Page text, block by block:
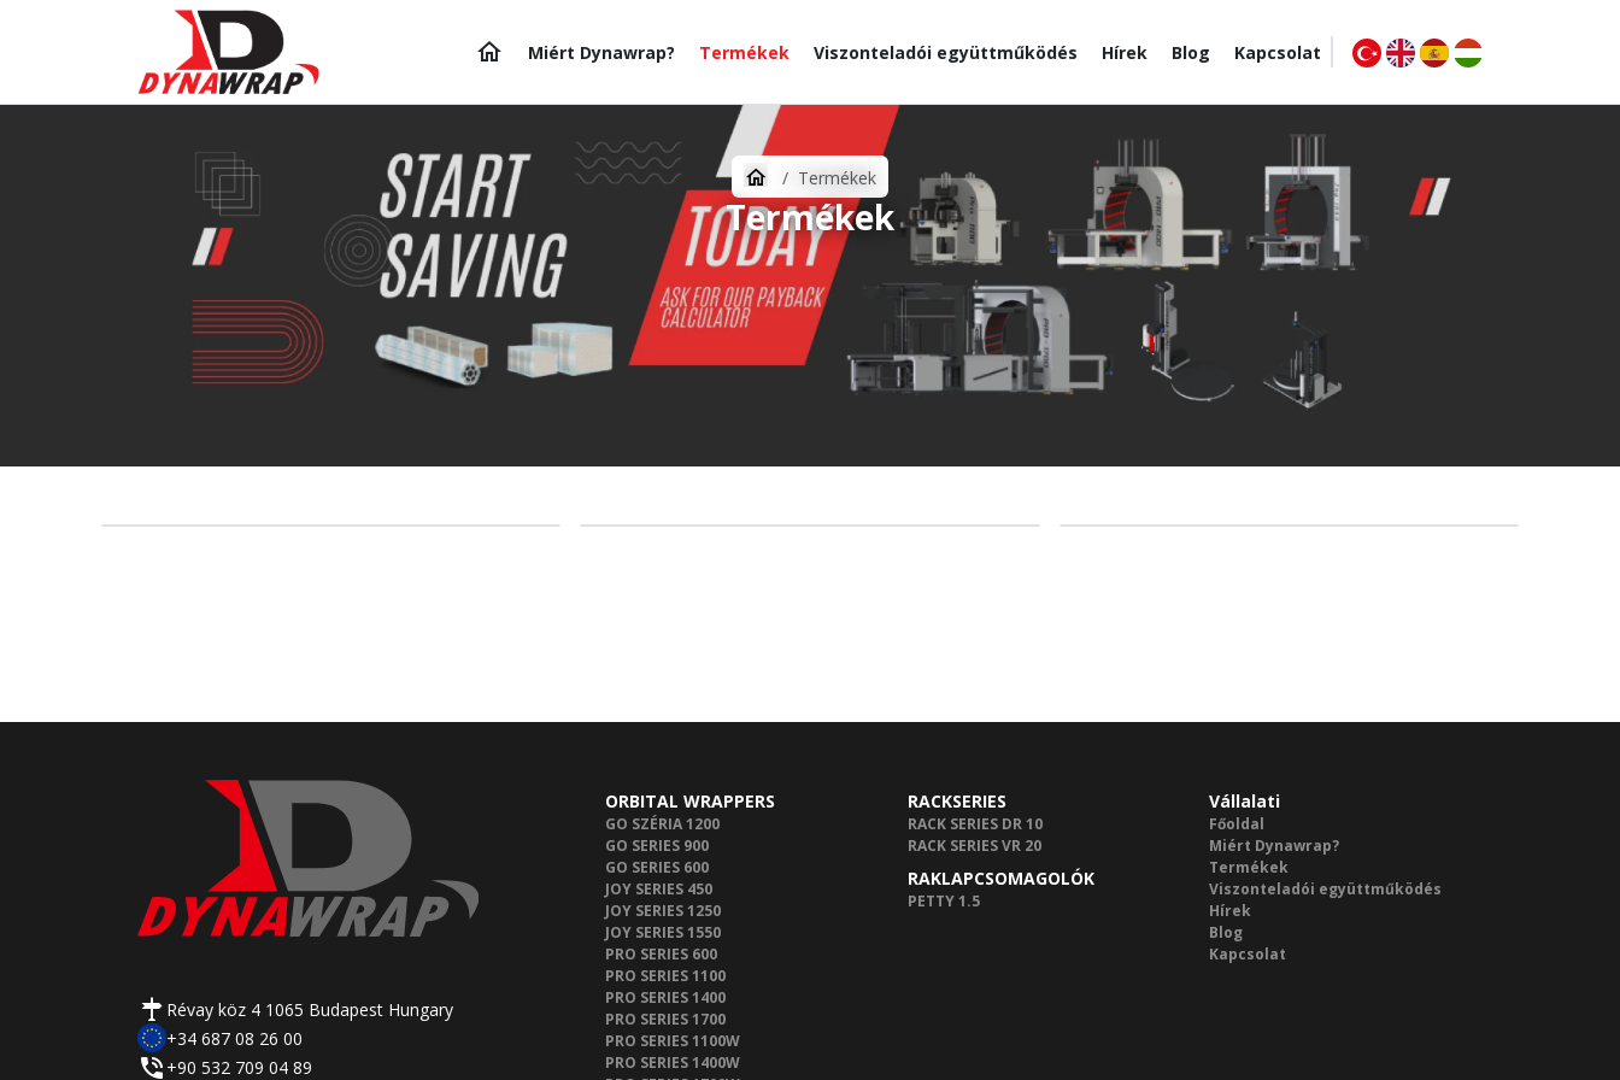
Miért Dynawrap? Termékek Viszonteladói együttműködés Hírek Blog Kapcsolat
Termékek
Termékek
Révay köz 4 1065 Budapest Hungary
+34 687 08 26 00
+90 532 709 04 89
ORBITAL WRAPPERS
GO SZÉRIA 1200
GO SERIES 900
GO SERIES 600
JOY SERIES 450
JOY SERIES 1250
JOY SERIES 1550
PRO SERIES 600
PRO SERIES 1100
PRO SERIES 1400
PRO SERIES 1700
PRO SERIES 1100W
PRO SERIES 1400W
RACKSERIES
RACK SERIES DR 10
RACK SERIES VR 20
RAKLAPCSOMAGOLÓK
PETTY 1.5
Vállalati
Főoldal
Miért Dynawrap?
Termékek
Viszonteladói együttműködés
Hírek
Blog
Kapcsolat